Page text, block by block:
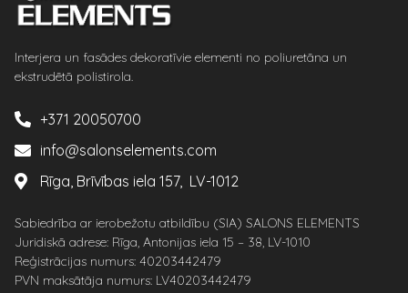
Interjera un fasādes dekoratīvie elementi no poliuretāna un
ekstrudētā polistirola.
+371 20050700
info@salonselements.com
Rīga, Brīvības iela 157, LV-1012
Sabiedrība ar ierobežotu atbildību (SIA) SALONS ELEMENTS
Juridiskā adrese: Rīga, Antonijas iela 15 – 38, LV-1010
Reģistrācijas numurs: 40203442479
PVN maksātāja numurs: LV40203442479